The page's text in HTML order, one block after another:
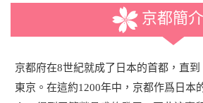
京都簡介
京都府在8世紀就成了日本的首都，直到
東京。在這約1200年中，京都作爲日本